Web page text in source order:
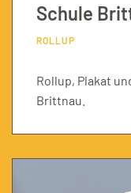
Schule
ROLLUP
Rollup, Plakat
Brittnau.